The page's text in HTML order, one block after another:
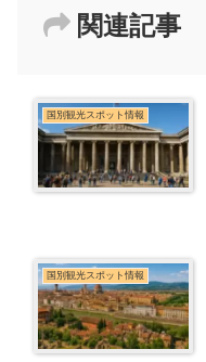
関連記事
国別観光スポット情報
国別観光スポット情報